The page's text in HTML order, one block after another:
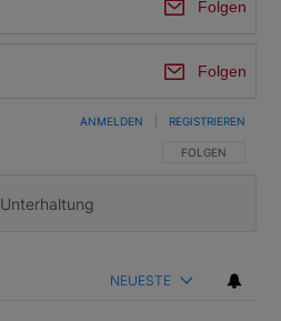
Folgen
Folgen
FOLGE DIESER
FOLGEN
ANMELDEN REGISTRIEREN
NEUESTE